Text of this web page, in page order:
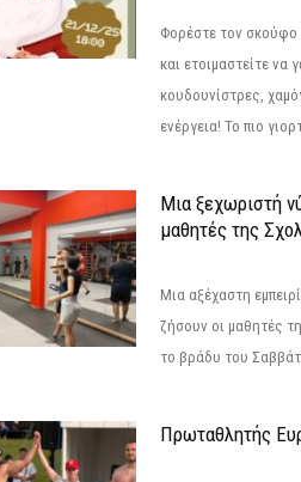
Φορέστε τον σκούφο
και ετοιμαστείτε να
κουδουνίστρες,
ενέργεια! Το πιο
Μια ξεχωριστή
μαθητές της
Μια αξέχαστη
ζήσουν οι μαθητές
το βράδυ του
Πρωταθλητής